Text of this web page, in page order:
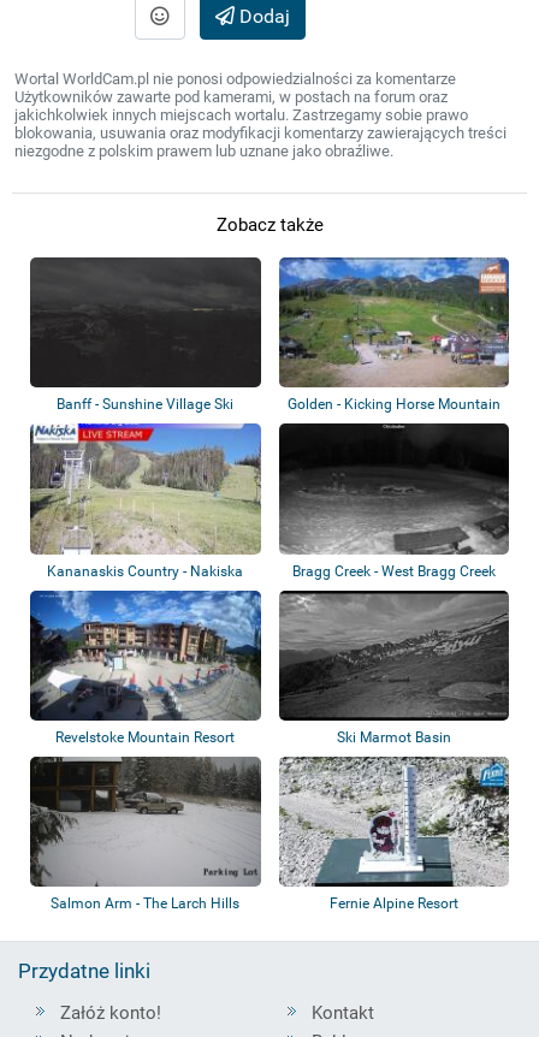
Dodaj
Wortal WorldCam.pl nie ponosi odpowiedzialności za komentarze
Użytkowników zawarte pod kamerami, w postach na forum oraz
jakichkolwiek innych miejscach wortalu. Zastrzegamy sobie prawo
blokowania, usuwania oraz modyfikacji komentarzy zawierających treści
niezgodne z polskim prawem lub uznane jako obraźliwe.
Zobacz także
Banff - Sunshine Village Ski
Golden - Kicking Horse Mountain
Resort
Kananaskis Country - Nakiska
Ski Area
Bragg Creek - West Bragg Creek
Provincia...
Revelstoke Mountain Resort Ski Marmot Basin
Salmon Arm - The Larch Hills
Fernie Alpine Resort
Przydatne linki
Załóż konto!
Kontakt